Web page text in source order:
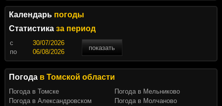
Календарь погоды
Статистика за период
c
показать
по
Погода в Томской области
Погода в Томске
Погода в Александровском
Погода в Мельниково
Погода в Молчаново